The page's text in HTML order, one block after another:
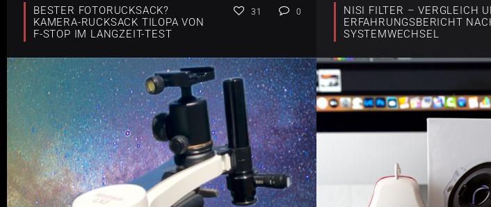
BESTER FOTORUCKSACK?
KAMERA-RUCKSACK TILOPA VON
F-STOP IM LANGZEIT-TEST
31 0
NISI FILTER – VERGLEICH
ERFAHRUNGSBERICHT
SYSTEMWECHSEL